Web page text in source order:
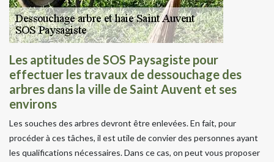
Les aptitudes de SOS Paysagiste pour
effectuer les travaux de dessouchage des
arbres dans la ville de Saint Auvent et ses
environs
Les souches des arbres devront être enlevées. En fait, pour
procéder à ces tâches, il est utile de convier des personnes ayant
les qualifications nécessaires. Dans ce cas, on peut vous proposer